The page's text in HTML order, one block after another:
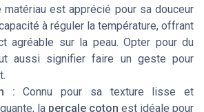
matériau est apprécié pour sa douceur
à réguler la température, offrant
agréable sur la peau. Opter pour du
aussi signifier faire un geste pour
: Connu pour sa texture lisse et
la percale coton est idéale pour